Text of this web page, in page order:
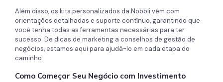
Além disso, os kits personalizados da Nobbli vêm com
orientações detalhadas e suporte contínuo, garantindo que
você tenha todas as ferramentas necessárias para ter
sucesso. De dicas de marketing a conselhos de gestão de
negócios, estamos aqui para ajudá-lo em cada etapa do
caminho.
Como Começar Seu Negócio com Investimento